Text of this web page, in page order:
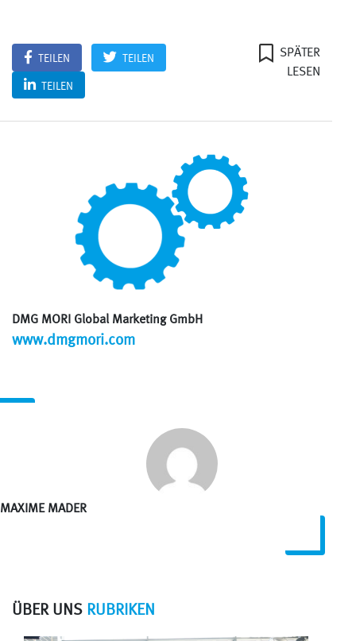
TEILEN TEILEN
TEILEN
SPÄTER
LESEN
DMG MORI Global Marketing GmbH
www.dmgmori.com
MAXIME MADER
ÜBER UNS RUBRIKEN